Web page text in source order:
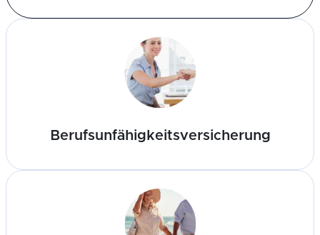
Berufsunfähigkeitsversicherung